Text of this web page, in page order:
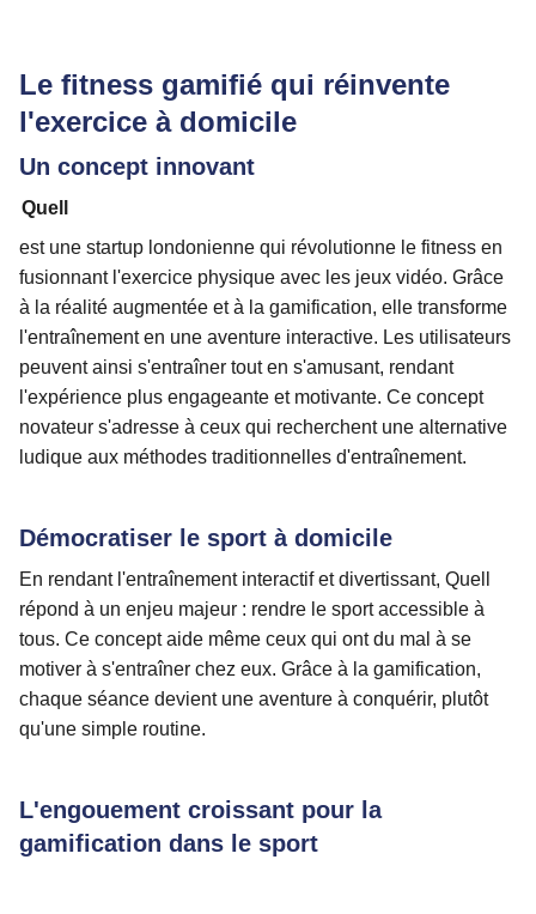
Le fitness gamifié qui réinvente
l'exercice à domicile
Un concept innovant
Quell
est une startup londonienne qui révolutionne le fitness en
fusionnant l'exercice physique avec les jeux vidéo. Grâce
à la réalité augmentée et à la gamification, elle transforme
l'entraînement en une aventure interactive. Les utilisateurs
peuvent ainsi s'entraîner tout en s'amusant, rendant
l'expérience plus engageante et motivante. Ce concept
novateur s'adresse à ceux qui recherchent une alternative
ludique aux méthodes traditionnelles d'entraînement.
Démocratiser le sport à domicile
En rendant l'entraînement interactif et divertissant, Quell
répond à un enjeu majeur : rendre le sport accessible à
tous. Ce concept aide même ceux qui ont du mal à se
motiver à s'entraîner chez eux. Grâce à la gamification,
chaque séance devient une aventure à conquérir, plutôt
qu'une simple routine.
L'engouement croissant pour la
gamification dans le sport